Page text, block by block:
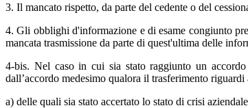
3. Il mancato rispetto, da parte del cedente o del
4. Gli obblighi d'informazione e di esame congiunto
mancata trasmissione da parte di quest'ultima delle
4-bis. Nel caso in cui sia stato raggiunto un
dall’accordo medesimo qualora il trasferimento riguardi
a) delle quali sia stato accertato lo stato di crisi